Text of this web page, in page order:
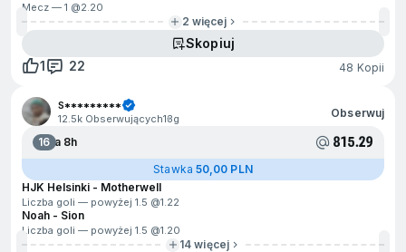
Mecz — 1 @2.20
2 więcej
Skopiuj
1
22 48 Kopii
S*********
12.5k Obserwujących13g Obserwuj
16Za 8h 815.29
Stawka 50,00 PLN
HJK Helsinki - Motherwell
Liczba goli — powyżej 1.5 @1.22
Noah - Sion
Liczba goli — powyżej 1.5 @1.20
14 więcej